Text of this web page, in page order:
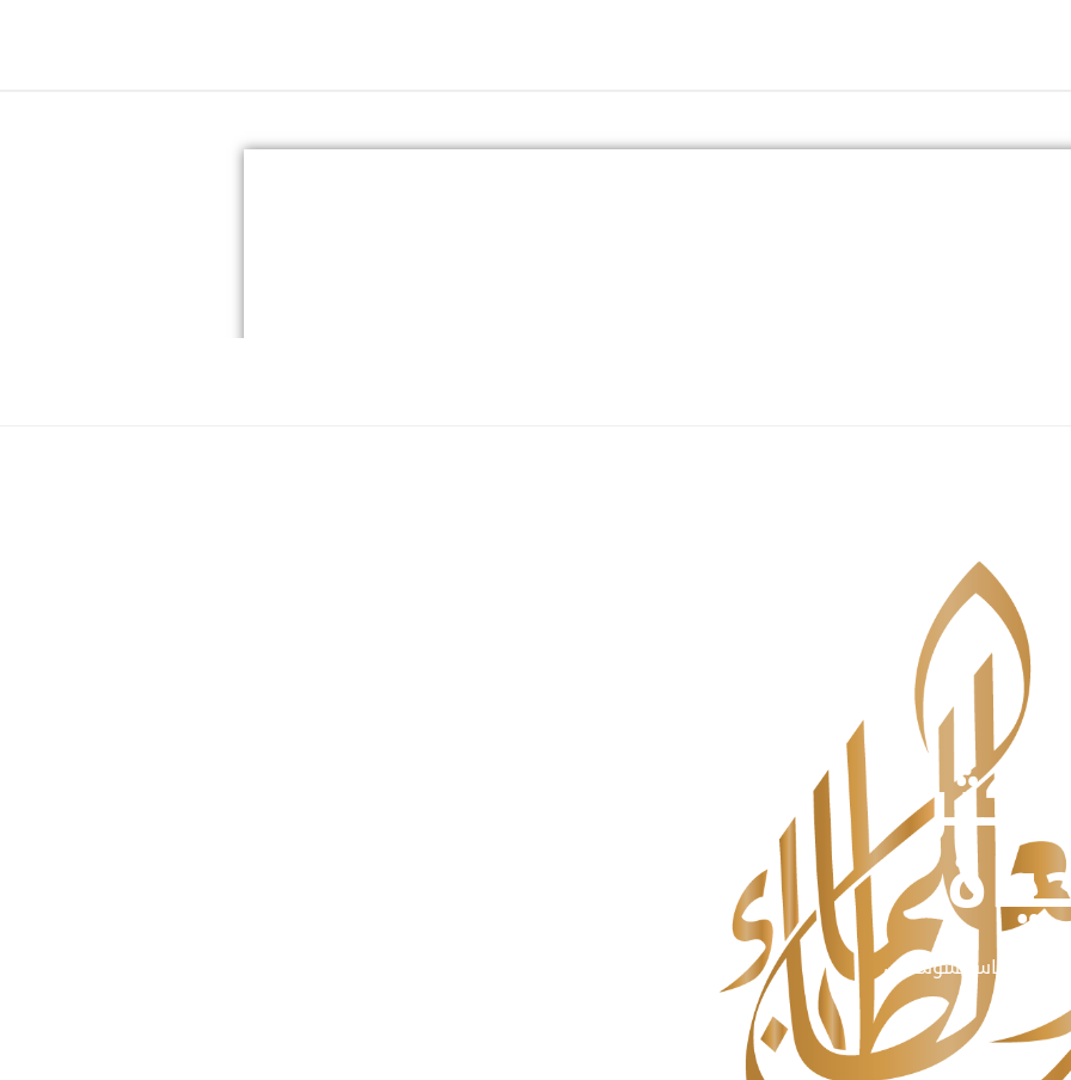
ومعهد ماساتشوستس